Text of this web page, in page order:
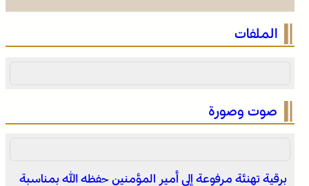
مهرجان تيفاوين
الملفات
صوت وصورة
برقية تهنئة مرفوعة إلى أمير المؤمنين حفظه الله بمناسبة